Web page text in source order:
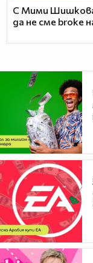
С Мими
да не сме broke